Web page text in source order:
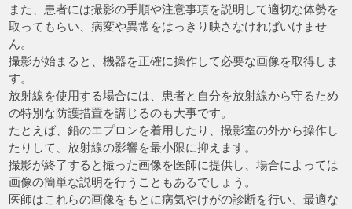
また、患者には撮影の手順や注意事項を説明して適切な体勢を
取ってもらい、病変や異常をはっきり映さなければいけませ
ん。
撮影が始まると、機器を正確に操作して必要な画像を取得しま
す。
放射線を使用する場合には、患者と自分を放射線から守るため
の特別な防護措置を講じるのも大事です。
たとえば、鉛のエプロンを着用したり、撮影室の外から操作し
たりして、放射線の影響を最小限に抑えます。
撮影が終了すると撮った画像を医師に提供し、場合によっては
画像の簡単な説明を行うこともあるでしょう。
医師はこれらの画像をもとに病気やけがの診断を行い、最適な